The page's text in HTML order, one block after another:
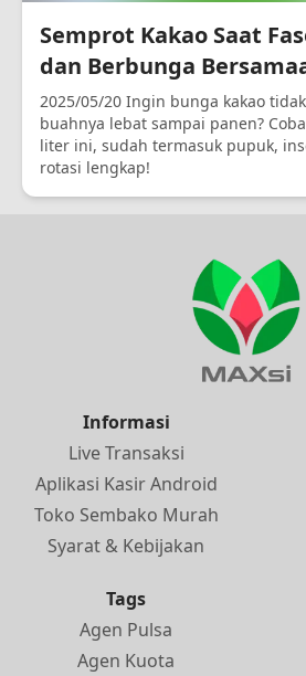
Semprot Kakao Saat
dan Berbunga
2025/05/20 Ingin bunga kakao
buahnya lebat sampai panen?
liter ini, sudah termasuk pupuk,
rotasi lengkap!
Informasi
Live Transaksi
Aplikasi Kasir Android
Toko Sembako Murah
Syarat & Kebijakan
Tags
Agen Pulsa
Agen Kuota